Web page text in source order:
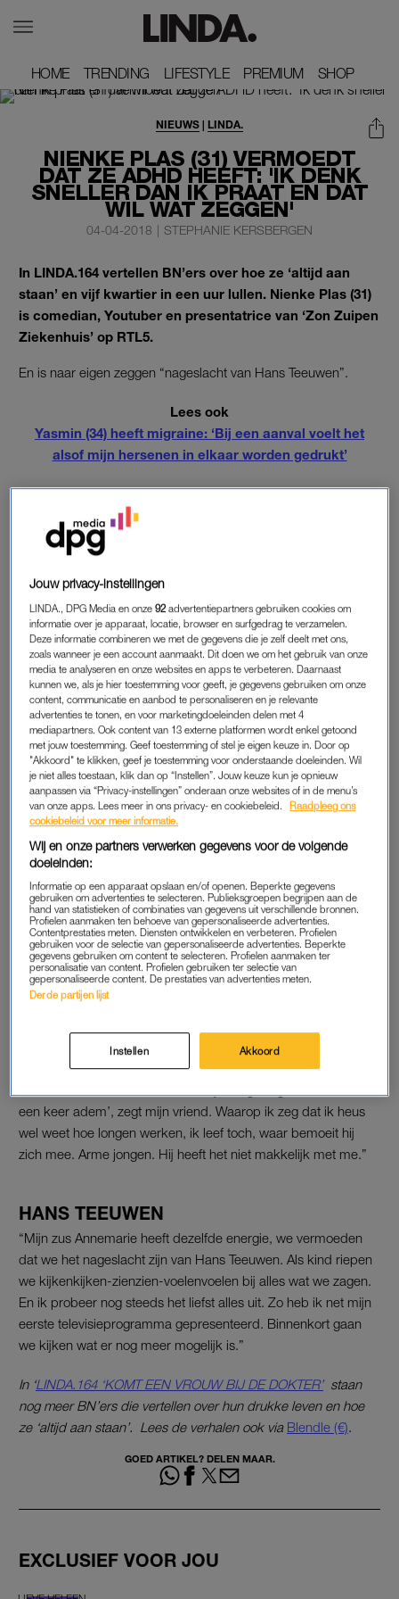
HOME
HOME TRENDING
TRENDING LIFESTYLE
LIFESTYLE PREMIUM
PREMIUM SHOP
SHOP
NIENKE PLAS (31) VERMOEDT
DAT ZE ADHD HEEFT: 'IK DENK
SNELLER DAN IK PRAAT EN DAT
WIL WAT ZEGGEN'
NIEUWS | LINDA.
04-04-2018 | STEPHANIE KERSBERGEN
In LINDA.164 vertellen BN’ers over hoe ze ‘altijd aan
staan’ en vijf kwartier in een uur lullen. Nienke Plas (31)
is comedian, Youtuber en presentatrice van ‘Zon Zuipen
Ziekenhuis’ op RTL5.
En is naar eigen zeggen “nageslacht van Hans Teeuwen”.
Lees ook
Yasmin (34) heeft migraine: ‘Bij een aanval voelt het
alsof mijn hersenen in elkaar worden gedrukt’
BEYONCÉ
Nienke: “Hoor ik dat Beyoncé is bevallen van een tweeling,
dan gaan de radertjes in mijn hoofd beestachtig tekeer. Wat
zullen de namen zijn, Beyoncés zus vocht ooit met Jay-Z in
een lift, hoe liep dat af, heeft Jay-Z niet ook een buitenechtelijk
kind? Voor ik het weet zit ik met mijn gedachten bij
eenDr. Phil-aflevering over verstoten kinderen.”
ADHD
“Ik denk sneller dan ik praat en dat wil wat zeggen. Ik ben er
nooit op getest, maar ik vermoed dat ik een vorm van ADHD
heb. Vind ik meer een zegen dan een vloek, want voor een
comedian is snelheid belangrijk. Nu zit er geen rem op mijn
energie.”
BIKKELHARDE SPORTSESSIE
“Ik maak opnames van drie uur en bewerk die tot een video
van twaalf minuten, waarin ik niet met mijn ogen lijk te
knipperen. Erna voel ik me verkwikt als na een bikkelharde
sportsessie. Vlammen brengt me creativiteit, werk en een
leven dat nooit saai is. Op beeld zie ik de lol terug in mijn
twinkelende ogen.”
ADEMHALEN
een keer adem’, zegt mijn vriend. Waarop ik zeg dat ik heus
wel weet hoe longen werken, ik leef toch, waar bemoeit hij
zich mee. Arme jongen. Hij heeft het niet makkelijk met me.”
HANS TEEUWEN
“Mijn zus Annemarie heeft dezelfde energie, we vermoeden
dat we het nageslacht zijn van Hans Teeuwen. Als kind riepen
we kijkenkijken-zienzien-voelenvoelen bij alles wat we zagen.
En ik probeer nog steeds het liefst alles uit. Zo heb ik net mijn
eerste televisieprogramma gepresenteerd. Binnenkort gaan
we kijken wat er nog meer mogelijk is.”
In ‘LINDA.164 ‘KOMT EEN VROUW BIJ DE DOKTER’ staan
nog meer BN’ers die vertellen over hun drukke leven en hoe
ze ‘altijd aan staan’. Lees de verhalen ookvia Blendle (€).
GOED ARTIKEL? DELEN MAAR.
EXCLUSIEF VOOR JOU
Jouw privacy-instellingen
LINDA., DPG Media en onze92 advertentiepartners gebruiken cookies om
informatie over je apparaat, locatie, browser en surfgedrag te verzamelen.
Deze informatie combineren we met de gegevens die je zelf deelt met ons,
zoals wanneer je een account aanmaakt. Dit doen we om het gebruik van onze
media te analyseren en onze websites en apps te verbeteren. Daarnaast
kunnen we, als je hier toestemming voor geeft, je gegevens gebruiken om onze
content, communicatie en aanbod te personaliseren en je relevante
advertenties te tonen, en voor marketingdoeleinden delen met 4
mediapartners. Ook content van 13 externe platformen wordt enkel getoond
met jouw toestemming. Geef toestemming of stel je eigen keuze in. Door op
"Akkoord" te klikken, geef je toestemming voor onderstaande doeleinden. Wil
je niet alles toestaan, klik dan op “Instellen”. Jouw keuze kun je opnieuw
aanpassen via “Privacy-instellingen” onderaan onze websites of in de menu’s
van onze apps. Lees meer in ons privacy- en cookiebeleid.
Raadpleeg ons
cookiebeleid voor meer informatie.
Wij en onze partners verwerken gegevens voor de volgende
doeleinden:
Informatie op een apparaat opslaan en/of openen. Beperkte gegevens
gebruiken om advertenties te selecteren. Publieksgroepen begrijpen aan de
hand van statistieken of combinaties van gegevens uit verschillende bronnen.
Profielen aanmaken ten behoeve van gepersonaliseerde advertenties.
Contentprestaties meten. Diensten ontwikkelen en verbeteren. Profielen
gebruiken voor de selectie van gepersonaliseerde advertenties. Beperkte
gegevens gebruiken om content te selecteren. Profielen aanmaken ter
personalisatie van content. Profielen gebruiken ter selectie van
gepersonaliseerde content. De prestaties van advertenties meten.
Derde partijen lijst
Instellen Akkoord